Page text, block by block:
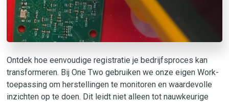
Ontdek hoe eenvoudige registratie je bedrijfsproces kan
transformeren. Bij One Two gebruiken we onze eigen Work-
toepassing om herstellingen te monitoren en waardevolle
inzichten op te doen. Dit leidt niet alleen tot nauwkeurige